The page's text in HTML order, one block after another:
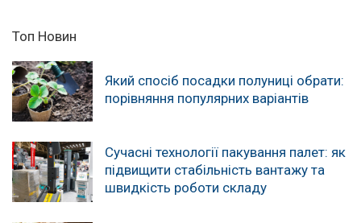
Топ Новин
Який спосіб посадки полуниці обрати:
порівняння популярних варіантів
Сучасні технології пакування палет: як
підвищити стабільність вантажу та
швидкість роботи складу